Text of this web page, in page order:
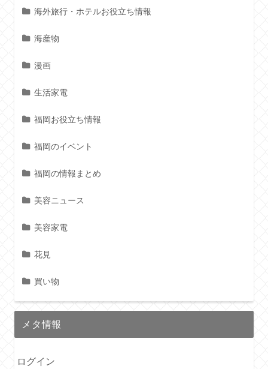
海外旅行・ホテルお役立ち情報
海産物
漫画
生活家電
福岡お役立ち情報
福岡のイベント
福岡の情報まとめ
美容ニュース
美容家電
花見
買い物
メタ情報
ログイン